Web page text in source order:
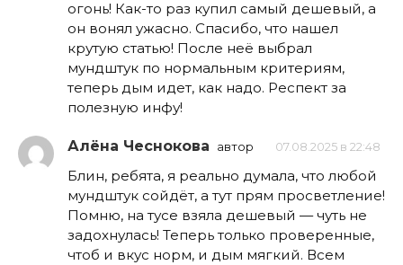
огонь! Как-то раз купил самый дешевый, а
он вонял ужасно. Спасибо, что нашел
крутую статью! После неё выбрал
мундштук по нормальным критериям,
теперь дым идет, как надо. Респект за
полезную инфу!
Алёна Чеснокова автор 07.08.2025 в 22:48
Блин, ребята, я реально думала, что любой
мундштук сойдёт, а тут прям просветление!
Помню, на тусе взяла дешевый — чуть не
задохнулась! Теперь только проверенные,
чтоб и вкус норм, и дым мягкий. Всем